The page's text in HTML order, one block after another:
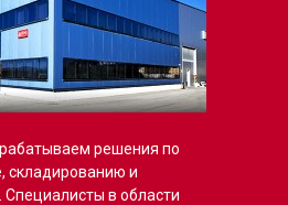
решения по
складированию и
Специалисты в области